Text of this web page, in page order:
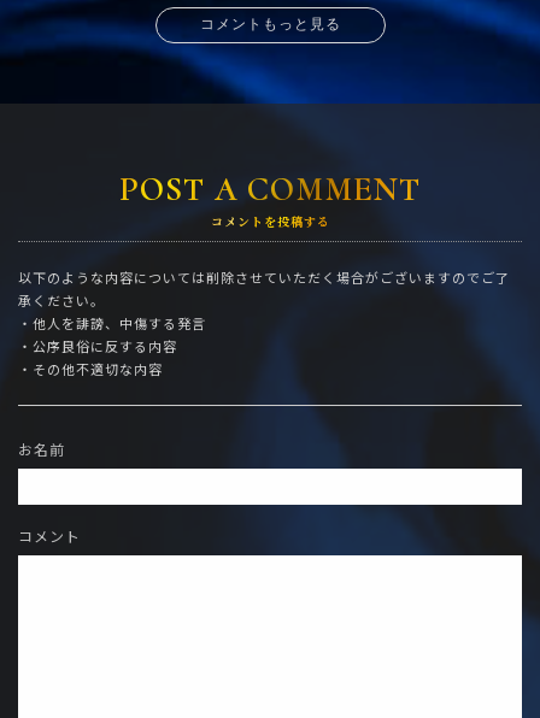
コメントもっと見る
POST A COMMENT
コメントを投稿する
以下のような内容については削除させていただく場合がございますのでご了
承ください。
・他人を誹謗、中傷する発言
・公序良俗に反する内容
・その他不適切な内容
お名前
コメント